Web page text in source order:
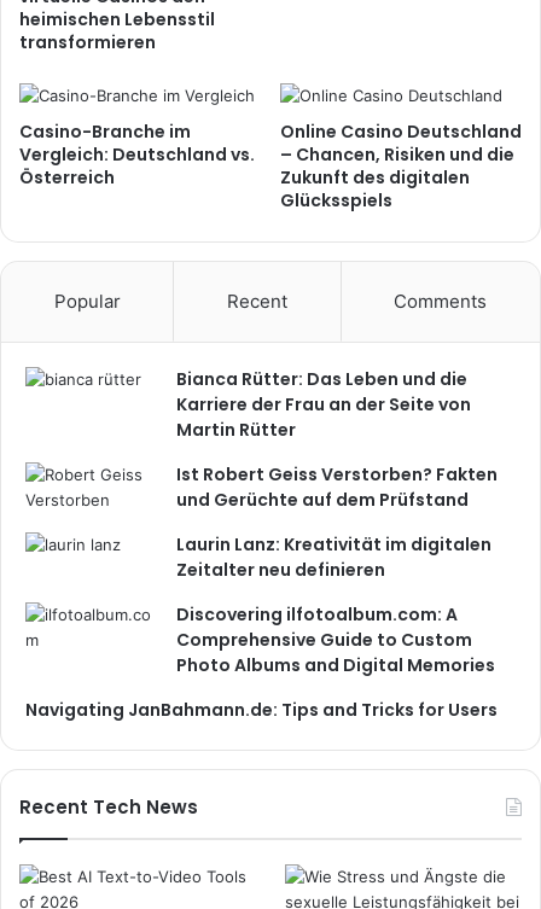
heimischen Lebensstil
transformieren
Casino-Branche im
Vergleich: Deutschland vs.
Österreich
Online Casino Deutschland
– Chancen, Risiken und die
Zukunft des digitalen
Glücksspiels
Popular Recent Comments
Bianca Rütter: Das Leben und die
Karriere der Frau an der Seite von
Martin Rütter
Ist Robert Geiss Verstorben? Fakten
und Gerüchte auf dem Prüfstand
Laurin Lanz: Kreativität im digitalen
Zeitalter neu definieren
Discovering ilfotoalbum.com: A
Comprehensive Guide to Custom
Photo Albums and Digital Memories
Navigating JanBahmann.de: Tips and Tricks for Users
Recent Tech News